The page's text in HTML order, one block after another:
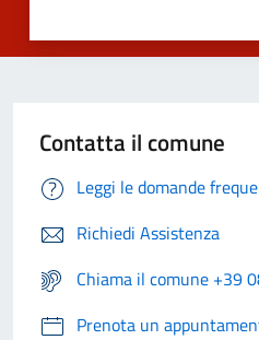
Contatta il comune
Leggi le domande
Richiedi Assistenza
Chiama il comune +39
Prenota un